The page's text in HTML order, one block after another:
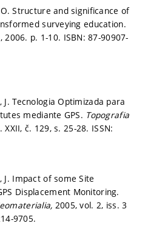
O. Structure and significance of
surveying education.
2006. p. 1-10. ISBN: 87-90907-
J. Tecnologia Optimizada para
mediante GPS. Topografia
XXII, č. 129,s. 25-28. ISSN:
J. Impact of some Site
Displacement Monitoring.
2005, vol. 2, iss. 3
9705.